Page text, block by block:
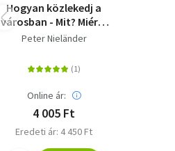
Hogyan közlekedj a
városban - Mit? Miért?
Hogyan? Kihajtható
Peter Nieländer
Online ár:
4 005 Ft
Eredeti ár: 4 450 Ft